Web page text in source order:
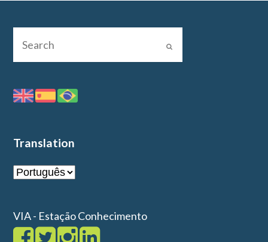
Translation
VIA - Estação Conhecimento